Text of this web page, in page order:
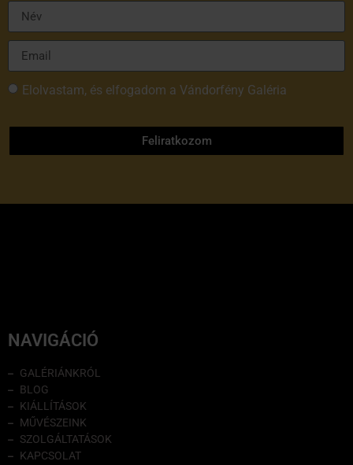
Elolvastam, és elfogadom a Vándorfény Galéria
Feliratkozom
NAVIGÁCIÓ
GALÉRIÁNKRÓL
BLOG
KIÁLLÍTÁSOK
MŰVÉSZEINK
SZOLGÁLTATÁSOK
KAPCSOLAT